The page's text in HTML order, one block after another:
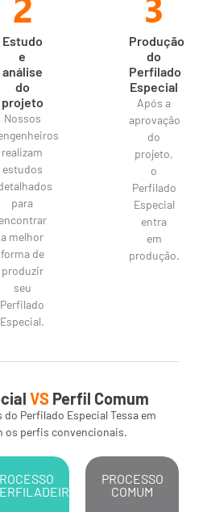
Estudo
e
análise
do
projeto
Nossos
realizam
estudos
para
encontrar
a melhor
forma de
produzir
seu
Perfilado
Especial.
Produção
do
Perfilado
Especial
Após a
aprovação
do
projeto,
o
Perfilado
Especial
entra
em
produção.
VSPerfil Comum
do Perfilado Especial Tessa em
os perfis convencionais.
PROCESSO
COMUM